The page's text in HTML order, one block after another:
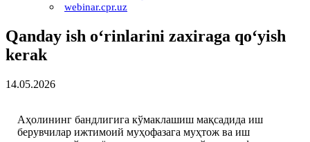
webinar.cpr.uz
Qanday ish oʻrinlarini zaхiraga qoʻyish
kerak
14.05.2026
Аҳолининг бандлигига кўмаклашиш мақсадида иш
берувчилар ижтимоий муҳофазага муҳтож ва иш